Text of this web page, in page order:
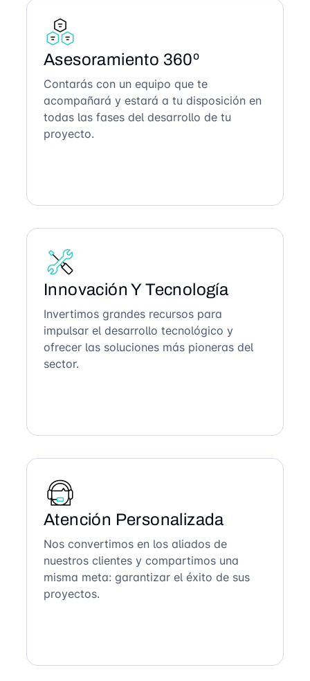
Asesoramiento 360º
Contarás con un equipo que te
acompañará y estará a tu disposición en
todas las fases del desarrollo de tu
proyecto.
Innovación Y Tecnología
Invertimos grandes recursos para
impulsar el desarrollo tecnológico y
ofrecer las soluciones más pioneras del
sector.
Atención Personalizada
Nos convertimos en los aliados de
nuestros clientes y compartimos una
misma meta: garantizar el éxito de sus
proyectos.